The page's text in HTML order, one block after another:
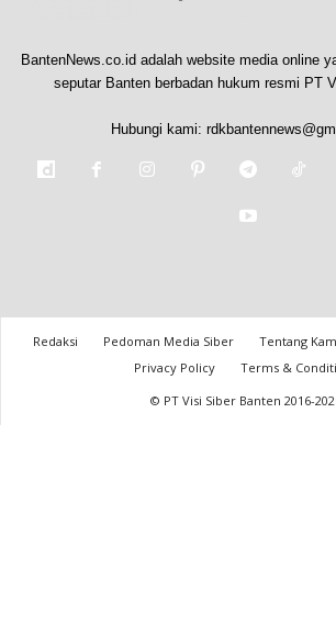
BantenNews.co.id adalah website media online
seputar Banten berbadan hukum resmi PT
Hubungi kami:
Redaksi Pedoman Media Siber Tentang
Privacy Policy
Terms &
© PT Visi Siber Banten 2016-